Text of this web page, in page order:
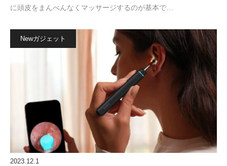
に頭皮をまんべんなくマッサージするのが基本で…
Newガジェット
2023.12.1